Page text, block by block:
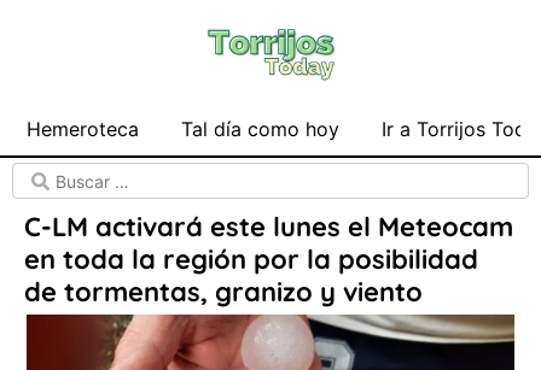
Hemeroteca Tal día como hoy Ir a Torrijos
C-LM activará este lunes el Meteocam
en toda la región por la posibilidad
de tormentas, granizo y viento